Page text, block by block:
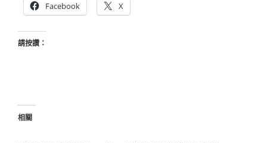
Facebook
X
請按讚：
相關